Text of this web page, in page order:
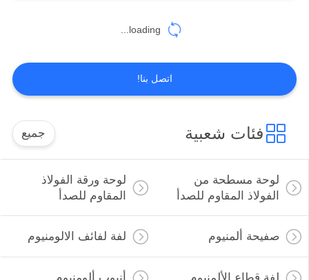
أنابيب مستديرة من
شريط الجولة الفولاذ
المقاوم للصدأ
35
loading...
اتصل بنا!
فئات شعبية جميع
لوحة مسطحة من
الفولاذ المقاوم للصدأ
لوحة ورقة الفولاذ
المقاوم للصدأ
صفيحة ألمنيوم لفة لفائف الالومنيوم